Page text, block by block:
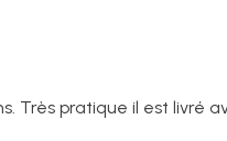
Très pratique il est